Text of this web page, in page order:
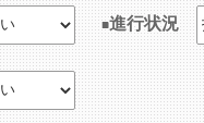
進行状況